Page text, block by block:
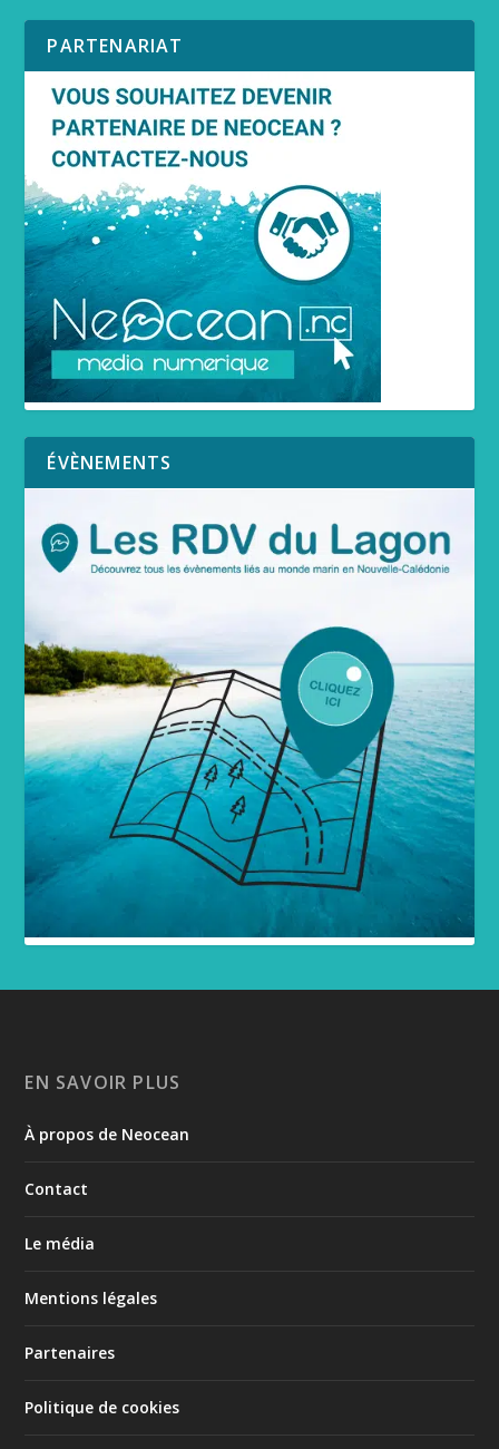
PARTENARIAT
ÉVÈNEMENTS
EN SAVOIR PLUS
À propos de Neocean
Contact
Le média
Mentions légales
Partenaires
Politique de cookies